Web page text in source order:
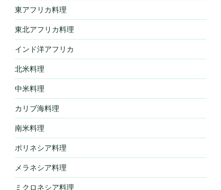
東アフリカ料理
東北アフリカ料理
インド洋アフリカ
北米料理
中米料理
カリブ海料理
南米料理
ポリネシア料理
メラネシア料理
ミクロネシア料理